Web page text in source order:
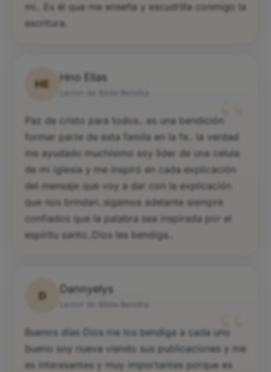
mi.. Es él que me enseña y escudrilla conmigo la
escritura.
HE
Hno Elias
“
Paz de cristo para todos.. es una bendición
formar parte de esta famila en la fe.. la verdad
me ayudado muchísimo soy lider de una celula
de mi iglesia y me inspiró en cada explicación
del mensaje que voy a dar con la explicación
que nos brindan..sigamos adelante siempre
confiados que la palabra sea inspirada por el
espíritu santo..Dios les bendiga..
D
Dannyelys
“
Buenos días Dios me los bendiga a cada uno
bueno soy nueva viendo sus publicaciones y me
es interesantes y muy importantes porque es